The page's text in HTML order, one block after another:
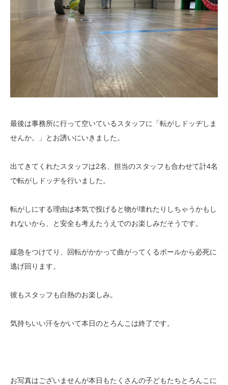
最後は事務所に行って空いているスタッフに「転がしドッヂしま
せんか。」とお誘いにいきました。
出てきてくれたスタッフは2名、担当のスタッフも合わせて計4名
で転がしドッヂを行いました。
転がしにする理由は本気で投げると物が壊れたりしちゃうかもし
れないから、と安全も考えたうえでのお楽しみだそうです。
緩急をつけてり、回転がかかって曲がってくるボールから必死に
逃げ回ります。
彼もスタッフも白熱のお楽しみ。
気持ちいい汗をかいて本日のとろんこは終了です。
お写真はございませんが本日もたくさんの子どもたちとろんこに